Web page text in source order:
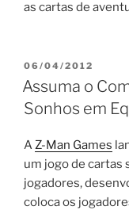
as cartas de
PUBLICADO
EM
06/04/2012
Assuma o
Sonhos em
A Z-Man Games
um jogo de cartas
jogadores,
coloca os